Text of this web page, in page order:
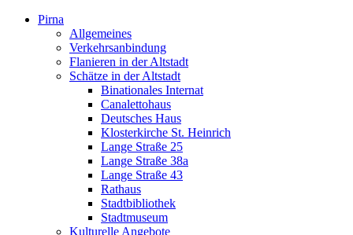
Pirna
Allgemeines
Verkehrsanbindung
Flanieren in der Altstadt
Schätze in der Altstadt
Binationales Internat
Canalettohaus
Deutsches Haus
Klosterkirche St. Heinrich
Lange Straße 25
Lange Straße 38a
Lange Straße 43
Rathaus
Stadtbibliothek
Stadtmuseum
Kulturelle Angebote